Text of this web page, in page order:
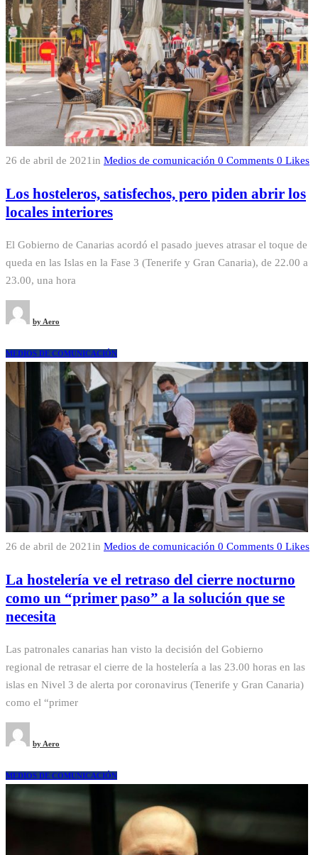
26 de abril de 2021 in Medios de comunicación 0 Comments 0 Likes
Los hosteleros, satisfechos, pero piden abrir los
locales interiores
El Gobierno de Canarias acordó el pasado jueves atrasar el toque de
queda en las Islas en la Fase 3 (Tenerife y Gran Canaria), de 22.00 a
23.00, una hora
by Aero
MEDIOS DE COMUNICACIÓN
26 de abril de 2021 in Medios de comunicación 0 Comments 0 Likes
La hostelería ve el retraso del cierre nocturno
como un “primer paso” a la solución que se
necesita
Las patronales canarias han visto la decisión del Gobierno
regional de retrasar el cierre de la hostelería a las 23.00 horas en las
islas en Nivel 3 de alerta por coronavirus (Tenerife y Gran Canaria)
como el “primer
by Aero
MEDIOS DE COMUNICACIÓN